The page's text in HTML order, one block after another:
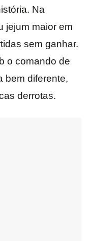
Na
jejum maior em
sem ganhar.
o comando de
bem diferente,
derrotas.